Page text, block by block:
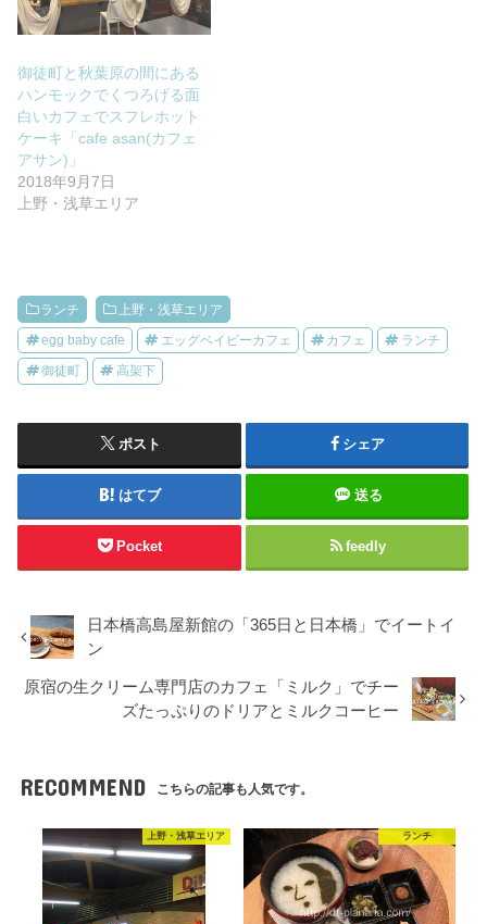
御徒町と秋葉原の間にある
ハンモックでくつろげる面
白いカフェでスフレホット
ケーキ「cafe asan(カフェ
アサン)」
2018年9月7日
上野・浅草エリア
ランチ 上野・浅草エリア
egg baby cafe エッグベイビーカフェ カフェ ランチ
御徒町 高架下
ポスト シェア
はてブ 送る
Pocket feedly
日本橋高島屋新館の「365日と日本橋」でイートイ
ン
原宿の生クリーム専門店のカフェ「ミルク」でチー
ズたっぷりのドリアとミルクコーヒー
RECOMMEND こちらの記事も人気です。
上野・浅草エリア ランチ